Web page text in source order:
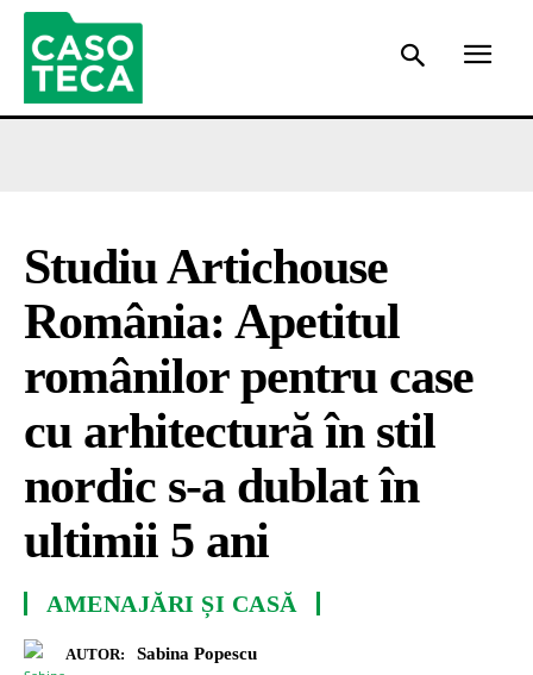
Studiu Artichouse
România: Apetitul
românilor pentru case
cu arhitectură în stil
nordic s-a dublat în
ultimii 5 ani
AMENAJĂRI ȘI CASĂ
AUTOR: Sabina Popescu